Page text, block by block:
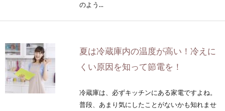
のよう...
夏は冷蔵庫内の温度が高い！冷えに
くい原因を知って節電を！
冷蔵庫は、必ずキッチンにある家電ですよね。
普段、あまり気にしたことがないかも知れませ